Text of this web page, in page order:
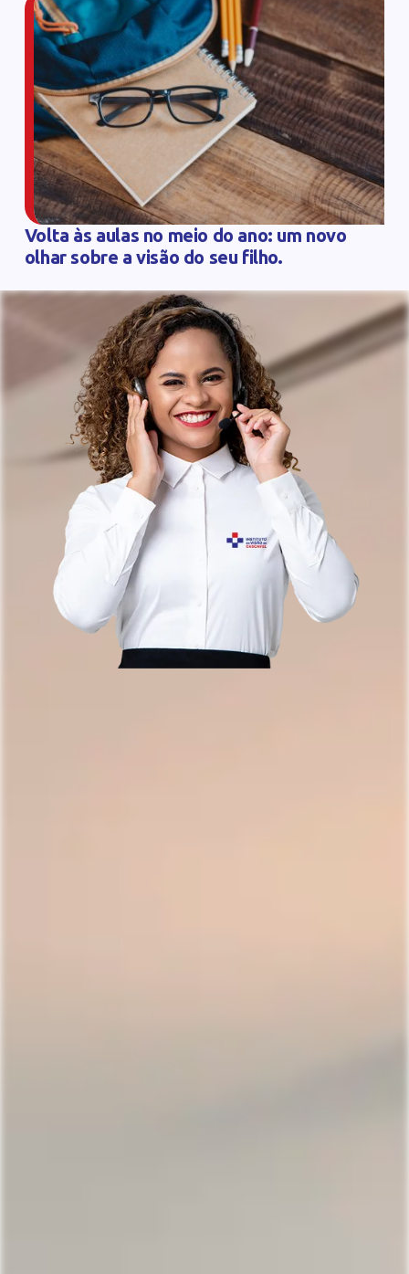
Volta às aulas no meio do ano: um novo
olhar sobre a visão do seu filho.